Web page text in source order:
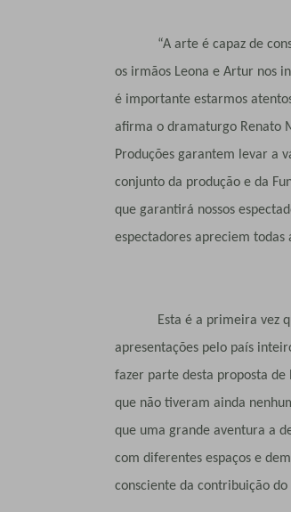
“A arte é capaz de
os irmãos Leona e Artur nos
é importante estarmos
afirma o dramaturgo Renato
Produções garantem levar a
conjunto da produção e da
que garantirá nossos
espectadores apreciem
Esta é a primeira vez que
apresentações pelo país
fazer parte desta proposta
que não tiveram ainda
que uma grande aventura a
com diferentes espaços e
consciente da contribuição